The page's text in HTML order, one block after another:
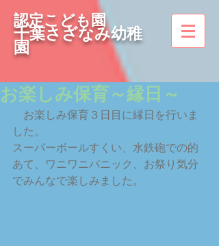
認定こども園
千葉さざなみ幼稚
園
お楽しみ保育～縁日～
お楽しみ保育３日目に縁日を行いま
した。
スーパーボールすくい、水鉄砲での的
あて、ワニワニパニック、お祭り気分
でみんなで楽しみました。